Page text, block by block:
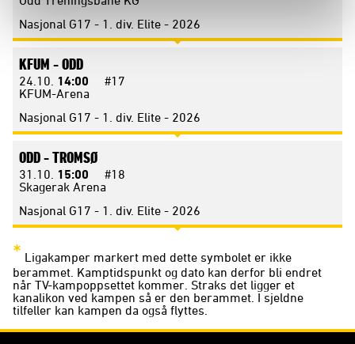
Nasjonal G17 - 1. div. Elite - 2026
KFUM -ODD
24.10. 14:00
#17
KFUM-Arena
Nasjonal G17 - 1. div. Elite - 2026
ODD -TROMSØ
31.10. 15:00
#18
Skagerak Arena
Nasjonal G17 - 1. div. Elite - 2026
* Ligakamper markert med dette symbolet er ikke
berammet. Kamptidspunkt og dato kan derfor bli endret
når TV-kampoppsettet kommer. Straks det ligger et
kanalikon ved kampen så er den berammet. I sjeldne
tilfeller kan kampen da også flyttes.